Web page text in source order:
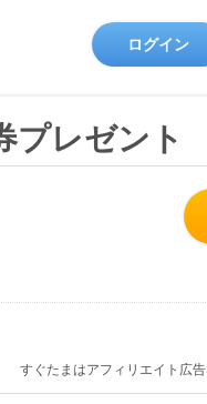
ログイン
プレゼント
すぐたまはアフィリエイト広